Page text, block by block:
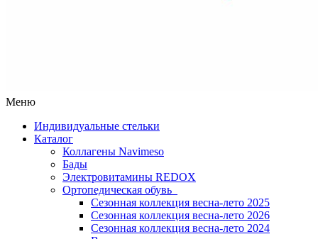
Меню
Индивидуальные стельки
Каталог
Коллагены Navimeso
Бады
Электровитамины REDOX
Ортопедическая обувь
Сезонная коллекция весна-лето 2025
Сезонная коллекция весна-лето 2026
Сезонная коллекция весна-лето 2024